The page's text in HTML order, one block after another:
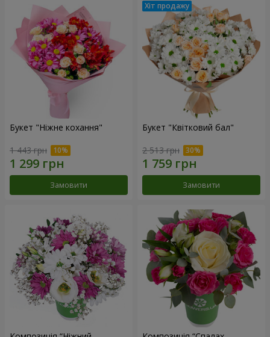
Букет "Ніжне кохання"
1 443 грн
Замовити
Букет "Квітковий бал"
2 513 грн
Замовити